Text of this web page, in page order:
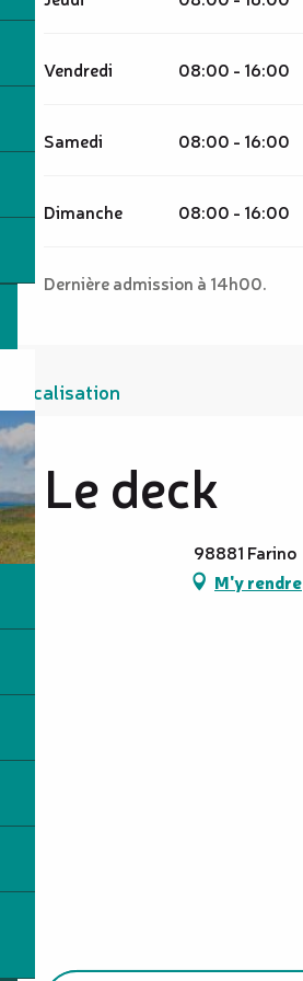
Vendredi 08:00 - 16:00
Samedi 08:00 - 16:00
Dimanche 08:00 - 16:00
Dernière admission à 14h00.
Localisation
Le deck
98881 Farino
M'y rendre